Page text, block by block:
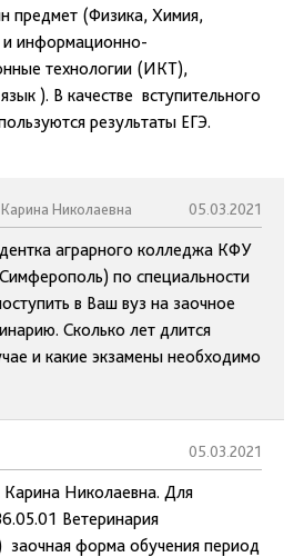
предмет (Физика, Химия,
информационно-
технологии (ИКТ),
). В качестве вступительного
результаты ЕГЭ.
Николаевна 05.03.2021
аграрного колледжа КФУ
по специальности
в Ваш вуз на заочное
Сколько лет длится
и какие экзамены необходимо
05.03.2021
Карина Николаевна. Для
Ветеринария
заочная форма обучения период